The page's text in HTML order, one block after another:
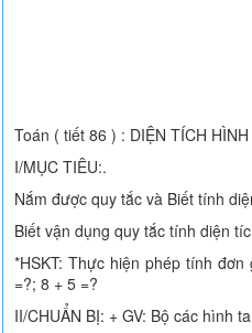
Toán ( tiết 86 ) : DIỆN TÍCH
I/MỤC TIÊU:.
Nắm được quy tắc và Biết tính
Biết vận dụng quy tắc tính diện
*HSKT: Thực hiện phép tính
=?; 8 + 5 =?
II/CHUẨN BỊ: + GV: Bộ các hình